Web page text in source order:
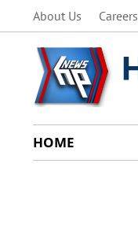
About Us Careers
HOME